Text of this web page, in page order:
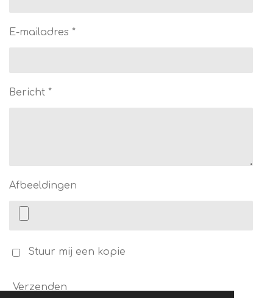
E-mailadres *
Bericht *
Afbeeldingen
Stuur mij een kopie
Verzenden